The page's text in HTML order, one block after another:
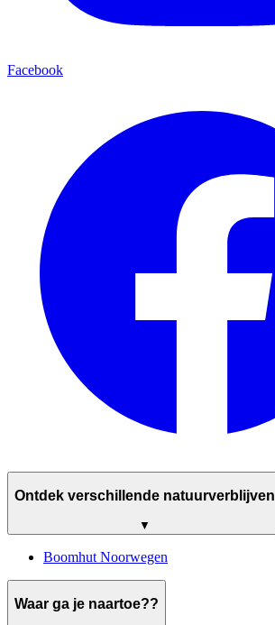
Facebook
Ontdek verschillende natuurverblijven
▼
Boomhut Noorwegen
Waar ga je naartoe??